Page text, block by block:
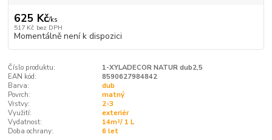
625 Kč/ks
517 Kč bez DPH
Momentálně není k dispozici
Číslo produktu:
1-XYLADECOR NATUR dub2,5
EAN kód:
8590627984842
Barva:
dub
Povrch:
matný
Vrstvy:
2-3
Využití:
exteriér
Vydatnost:
14m²/ 1 L
Doba ochrany:
6 let